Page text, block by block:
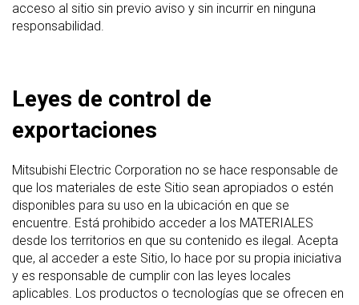
acceso al sitio sin previo aviso y sin incurrir en ninguna
responsabilidad.
Leyes de control de
exportaciones
Mitsubishi Electric Corporation no se hace responsable de
que los materiales de este Sitio sean apropiados o estén
disponibles para su uso en la ubicación en que se
encuentre. Está prohibido acceder a los MATERIALES
desde los territorios en que su contenido es ilegal. Acepta
que, al acceder a este Sitio, lo hace por su propia iniciativa
y es responsable de cumplir con las leyes locales
aplicables. Los productos o tecnologías que se ofrecen en